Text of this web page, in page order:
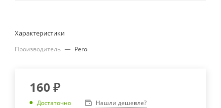
Характеристики
Производитель — Pero
160 ₽
Достаточно Нашли дешевле?